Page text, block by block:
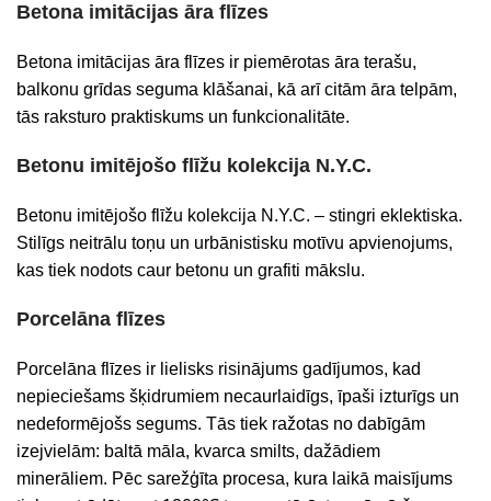
Betona imitācijas āra flīzes
Betona imitācijas āra flīzes ir piemērotas āra terašu,
balkonu grīdas seguma klāšanai, kā arī citām āra telpām,
tās raksturo praktiskums un funkcionalitāte.
Betonu imitējošo flīžu kolekcija N.Y.C.
Betonu imitējošo flīžu kolekcija N.Y.C. – stingri eklektiska.
Stilīgs neitrālu toņu un urbānistisku motīvu apvienojums,
kas tiek nodots caur betonu un grafiti mākslu.
Porcelāna flīzes
Porcelāna flīzes ir lielisks risinājums gadījumos, kad
nepieciešams šķidrumiem necaurlaidīgs, īpaši izturīgs un
nedeformējošs segums. Tās tiek ražotas no dabīgām
izejvielām: baltā māla, kvarca smilts, dažādiem
minerāliem. Pēc sarežģīta procesa, kura laikā maisījums